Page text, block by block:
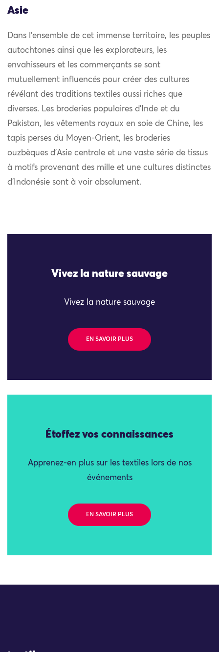
Asie
Dans l’ensemble de cet immense territoire, les peuples
autochtones ainsi que les explorateurs, les
envahisseurs et les commerçants se sont
mutuellement influencés pour créer des cultures
révélant des traditions textiles aussi riches que
diverses. Les broderies populaires d’Inde et du
Pakistan, les vêtements royaux en soie de Chine, les
tapis perses du Moyen-Orient, les broderies
ouzbèques d’Asie centrale et une vaste série de tissus
à motifs provenant des mille et une cultures distinctes
d’Indonésie sont à voir absolument.
Vivez la nature sauvage
Vivez la nature sauvage
EN SAVOIR PLUS
Étoffez vos connaissances
Apprenez-en plus sur les textiles lors de nos
événements
EN SAVOIR PLUS